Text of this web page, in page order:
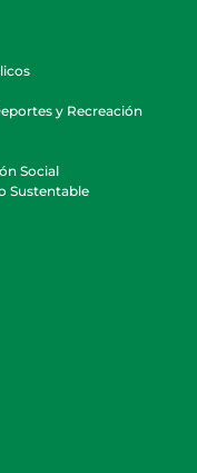
y Recreación
Social
Sustentable